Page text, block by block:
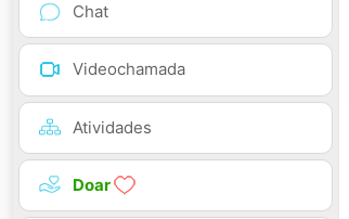
Chat
Videochamada
Atividades
Doar